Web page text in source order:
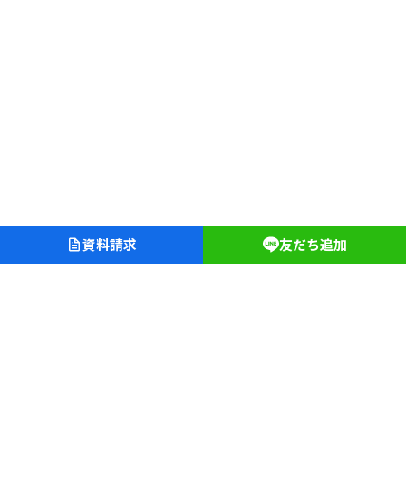
資料請求 友だち追加